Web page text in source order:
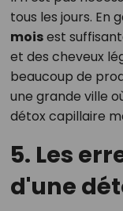
tous les jours. En
moisest
et des cheveux
beaucoup de
une grande ville
détox capillaire
5. Les
d'une